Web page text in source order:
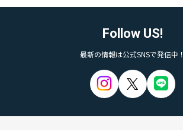
Follow US!
最新の情報は公式SNSで発信中！